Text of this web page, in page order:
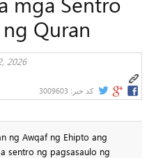
Quran
2026
کد خبر: 3009603
ng Awqaf ng Ehipto ang
sentro ng pagsasaulo ng